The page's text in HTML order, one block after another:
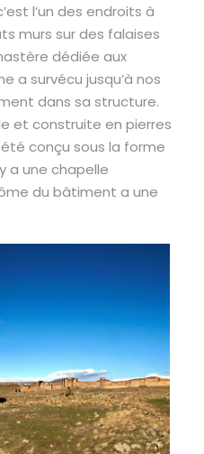
l’un des endroits à
murs sur des falaises
dédiée aux
a survécu jusqu’à nos
dans sa structure.
et construite en pierres
conçu sous la forme
a une chapelle
du bâtiment a une